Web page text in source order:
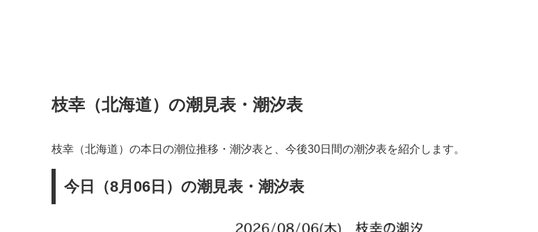
枝幸（北海道）の潮見表・潮汐表
枝幸（北海道）の本日の潮位推移・潮汐表と、今後30日間の潮汐表を紹介します。
今日（8月06日）の潮見表・潮汐表